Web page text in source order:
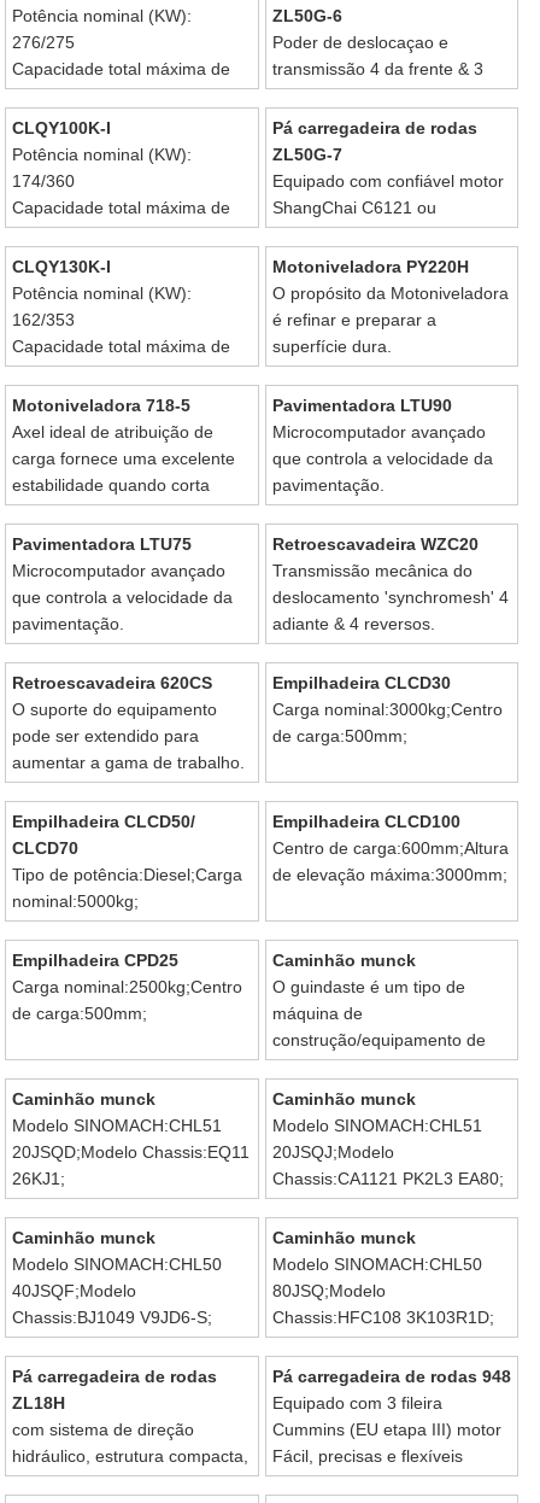
Potência nominal (KW):
276/275
Capacidade total máxima de
elevação nominal (t): 70
Peso operacional(Kg): 43000
ZL50G-6
Poder de deslocaçao e
transmissão 4 da frente & 3
reverso do interruptor KD
opera de forma fácil e
eficiente.
CLQY100K-I
Potência nominal (KW):
174/360
Capacidade total máxima de
elevação nominal (t): 100
Peso operacional(Kg): 54900
Pá carregadeira de rodas
ZL50G-7
Equipado com confiável motor
ShangChai C6121 ou
verdadeiro motor Cummins.
CLQY130K-I
Potência nominal (KW):
162/353
Capacidade total máxima de
elevação nominal (t):
Peso operacional(Kg): 54900
Motoniveladora PY220H
O propósito da Motoniveladora
é refinar e preparar a
superfície dura.
Motoniveladora 718-5
Axel ideal de atribuição de
carga fornece uma excelente
estabilidade quando corta
superfície dura.
Pavimentadora LTU90
Microcomputador avançado
que controla a velocidade da
pavimentação.
Pavimentadora LTU75
Microcomputador avançado
que controla a velocidade da
pavimentação.
Retroescavadeira WZC20
Transmissão mecânica do
deslocamento 'synchromesh' 4
adiante & 4 reversos.
Retroescavadeira 620CS
O suporte do equipamento
pode ser extendido para
aumentar a gama de trabalho.
Empilhadeira CLCD30
Carga nominal:3000kg;Centro
de carga:500mm;
Empilhadeira CLCD50/
CLCD70
Tipo de potência:Diesel;Carga
nominal:5000kg;
Empilhadeira CLCD100
Centro de carga:600mm;Altura
de elevação máxima:3000mm;
Empilhadeira CPD25
Carga nominal:2500kg;Centro
de carga:500mm;
Caminhão munck
O guindaste é um tipo de
máquina de
construção/equipamento de
construção.
Caminhão munck
Modelo SINOMACH:CHL51
20JSQD;Modelo Chassis:EQ11
26KJ1;
Caminhão munck
Modelo SINOMACH:CHL51
20JSQJ;Modelo
Chassis:CA1121 PK2L3 EA80;
Caminhão munck
Modelo SINOMACH:CHL50
40JSQF;Modelo
Chassis:BJ1049 V9JD6-S;
Caminhão munck
Modelo SINOMACH:CHL50
80JSQ;Modelo
Chassis:HFC108 3K103R1D;
Pá carregadeira de rodas
ZL18H
com sistema de direção
hidráulico, estrutura compacta,
economiza energia, fácil
Pá carregadeira de rodas 948
Equipado com 3 fileira
Cummins (EU etapa III) motor
Fácil, precisas e flexíveis
importados únicamente para